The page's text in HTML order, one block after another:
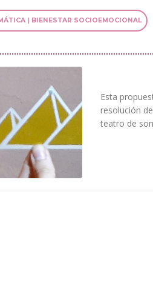
| BIENESTAR SOCIOEMOCIONAL
Esta
resolución
teatro de